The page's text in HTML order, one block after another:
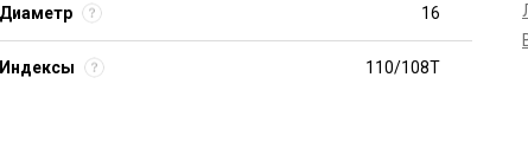
Диаметр 16
Индексы 110/108T